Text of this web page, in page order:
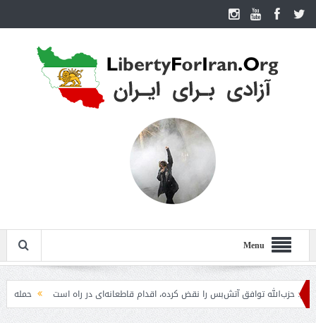
Menu
توافق آتش‌بس را نقض کرده، اقدام قاطعانه‌ای در راه است حمله دوباره